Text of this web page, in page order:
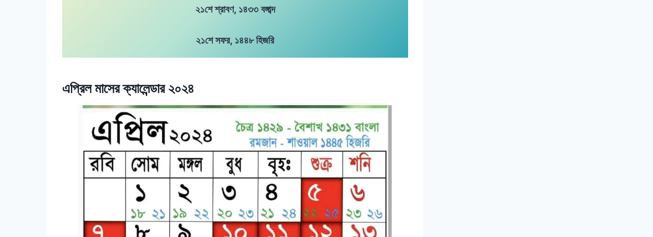
২১শে শ্রাবণ, ১৪৩৩ বঙ্গাব্দ
২১শে সফর, ১৪৪৮ হিজরি
এপ্রিল মাসের ক্যালেন্ডার ২০২৪